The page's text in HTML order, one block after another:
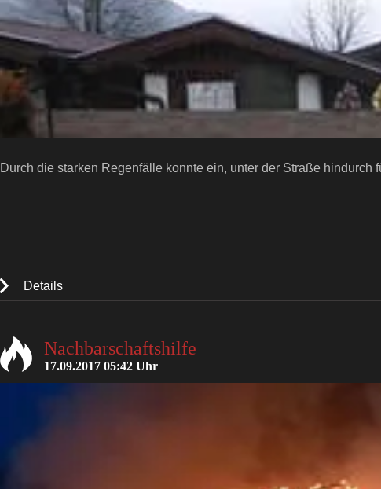
Durch die starken Regenfälle konnte ein, unter der Straße
Details
Nachbarschaftshilfe
17.09.2017 05:42 Uhr